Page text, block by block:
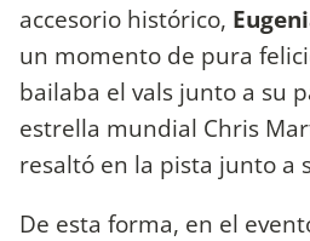
accesorio histórico,
un momento de pura
bailaba el vals junto a su
estrella mundial Chris
resaltó en la pista junto a
De esta forma, en el